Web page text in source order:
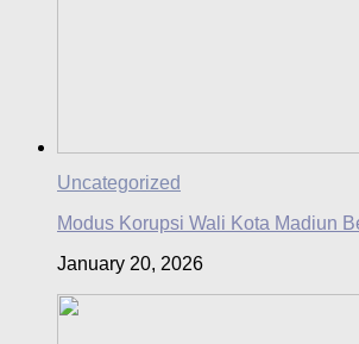
Uncategorized
Modus Korupsi Wali Kota Madiun
January 20, 2026